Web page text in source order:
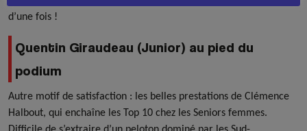
d’une fois !
Quentin Giraudeau (Junior) au pied du
podium
Autre motif de satisfaction : les belles prestations de Clémence
Halbout, qui enchaîne les Top 10 chez les Seniors femmes.